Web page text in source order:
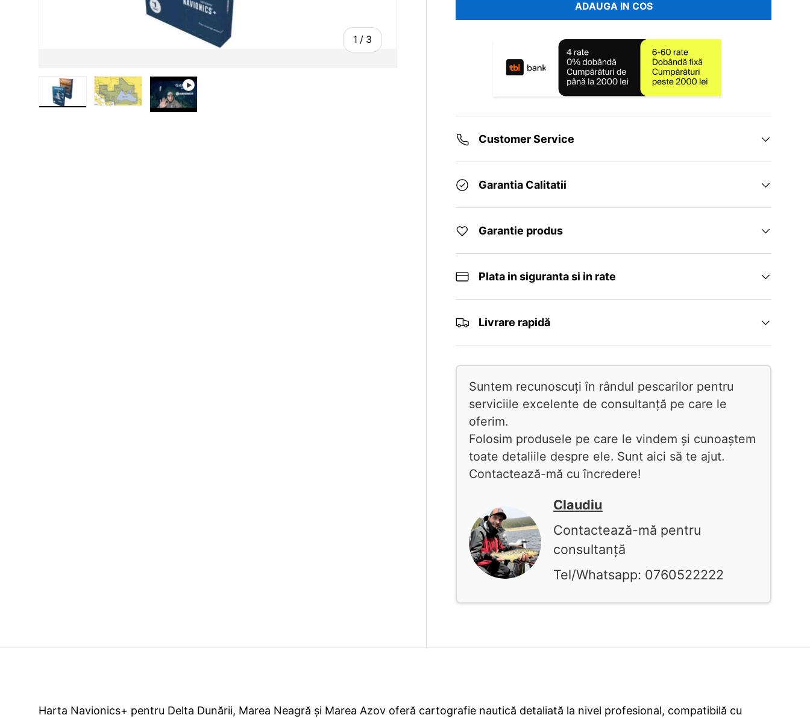
1 / 3
ADAUGA IN COS
Customer Service
Garantia Calitatii
Garantie produs
Plata in siguranta si in rate
Livrare rapidă
Suntem recunoscuți în rândul pescarilor pentru
serviciile excelente de consultanță pe care le
oferim.
Folosim produsele pe care le vindem și cunoaștem
toate detaliile despre ele. Sunt aici să te ajut.
Contactează-mă cu încredere!
Claudiu
Contactează-mă pentru
consultanță
Tel/Whatsapp: 0760522222
Harta Navionics+ pentru Delta Dunării, Marea Neagră și Marea Azov oferă cartografie nautică detaliată la nivel profesional, compatibilă cu